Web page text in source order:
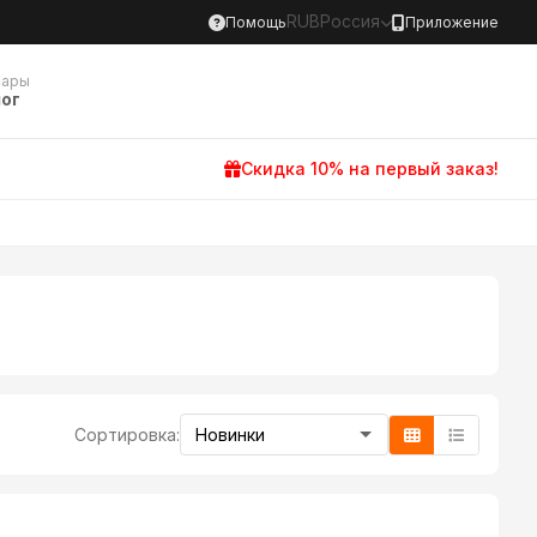
Помощь RUBРоссия Приложение
Скидка 10% на первый заказ!
Сортировка: